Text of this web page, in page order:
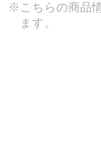
※こちらの商品
ます。